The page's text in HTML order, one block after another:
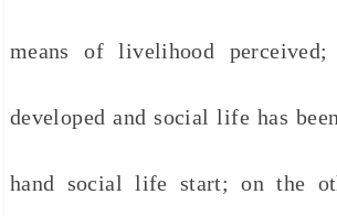
means of livelihood
developed and social life has
hand social life start; on the